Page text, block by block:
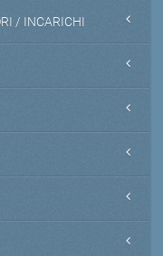
/ INCARICHI